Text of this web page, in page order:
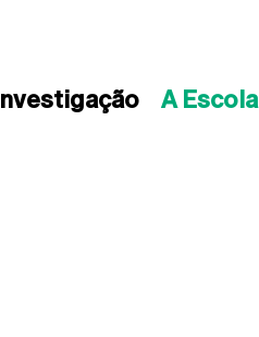
Investigação A Escola